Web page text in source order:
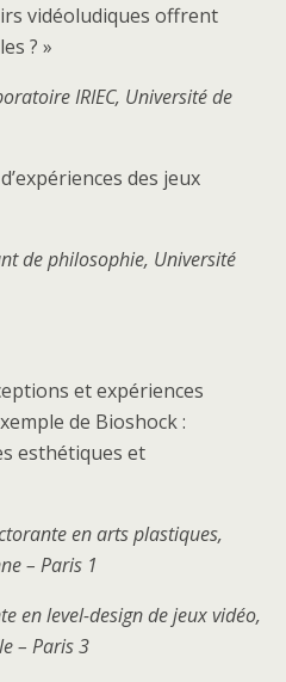
vidéoludiques offrent
? »
IRIEC, Université de
des jeux
de philosophie, Université
et expériences
de Bioshock :
esthétiques et
en arts plastiques,
– Paris 1
en level-design de jeux vidéo,
– Paris 3